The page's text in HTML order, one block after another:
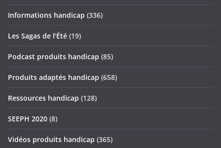
Informations handicap (336)
Les Sagas de l'Été (19)
Podcast produits handicap (85)
Produits adaptés handicap (658)
Ressources handicap (128)
SEEPH 2020 (8)
Vidéos produits handicap (365)